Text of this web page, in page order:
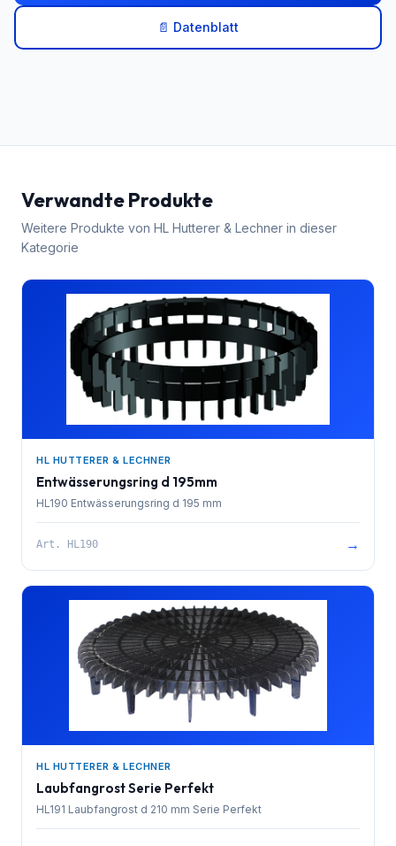
📄 Datenblatt
Verwandte Produkte
Weitere Produkte von HL Hutterer & Lechner in dieser
Kategorie
HL HUTTERER & LECHNER
Entwässerungsring d 195mm
HL190 Entwässerungsring d 195 mm
Art. HL190 →
HL HUTTERER & LECHNER
Laubfangrost Serie Perfekt
HL191 Laubfangrost d 210 mm Serie Perfekt